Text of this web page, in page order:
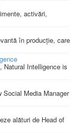
activări,
în producție, care
Natural Intelligence is
Media Manager
alături de Head of